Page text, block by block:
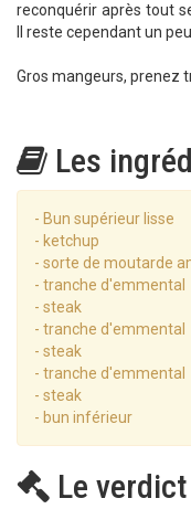
reconquérir après tout
Il reste cependant un
Gros mangeurs, prenez
Les
- Bun supérieur lisse
- ketchup
- sorte de moutarde
- tranche d'emmental
- steak
- tranche d'emmental
- steak
- tranche d'emmental
- steak
- bun inférieur
Le